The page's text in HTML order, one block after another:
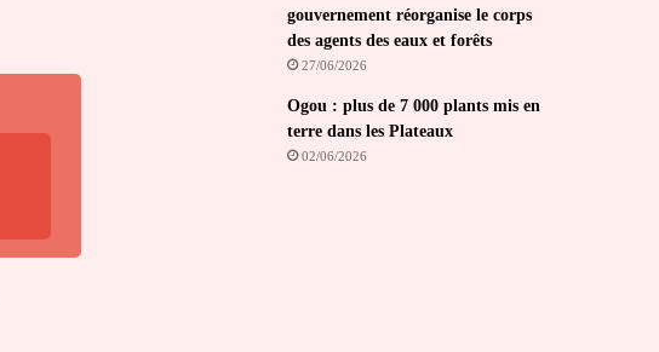
gouvernement réorganise le corps
des agents des eaux et forêts
27/06/2026
Ogou : plus de 7 000 plants mis en
terre dans les Plateaux
02/06/2026